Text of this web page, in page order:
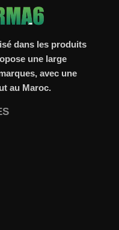
dans les produits
une large
avec une
au Maroc.